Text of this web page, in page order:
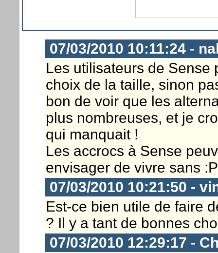
07/03/2010 10:11:24 -
Les utilisateurs de Sense
choix de la taille, sinon
bon de voir que les
plus nombreuses, et je
qui manquait !
Les accrocs à Sense
envisager de vivre sans :P
07/03/2010 10:21:50 -
Est-ce bien utile de faire
? Il y a tant de bonnes
07/03/2010 12:29:17 -